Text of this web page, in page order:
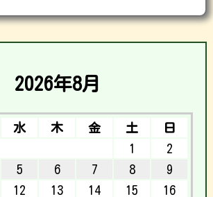
2026年8月
水 木 金 土
日
1
2
5 6 7 8
9
12 13 14 15
16